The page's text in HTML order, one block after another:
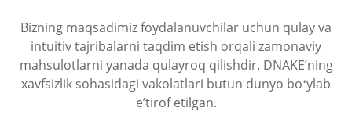
Bizning maqsadimiz foydalanuvchilar uchun qulay va
intuitiv tajribalarni taqdim etish orqali zamonaviy
mahsulotlarni yanada qulayroq qilishdir. DNAKE’ning
xavfsizlik sohasidagi vakolatlari butun dunyo boʻylab
eʼtirof etilgan.